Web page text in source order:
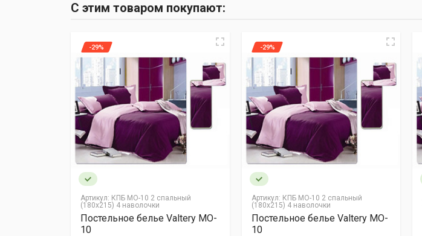
Подробная информация в разделе "Оплата"
Написать отзыв
Ваше имя
Отзыв
Фото
С этим товаром покупают:
-29%
Артикул: КПБ MO-10 2 спальный
(180х215) 4 наволочки
Постельное белье Valtery MO-
10
-29%
Артикул: КПБ MO-10 2 спальный
(180х215) 4 наволочки
Постельное белье Valtery MO-
10